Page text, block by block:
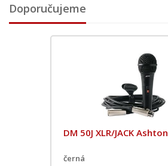
Doporučujeme
DM 50J XLR/JACK Ashton
černá